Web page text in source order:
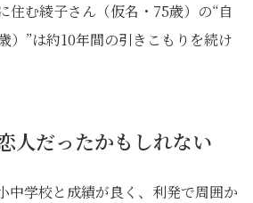
住む綾子さん（仮名・75歳）の“自
）”は約10年間の引きこもりを続け
人だったかもしれない
中学校と成績が良く、利発で周囲か